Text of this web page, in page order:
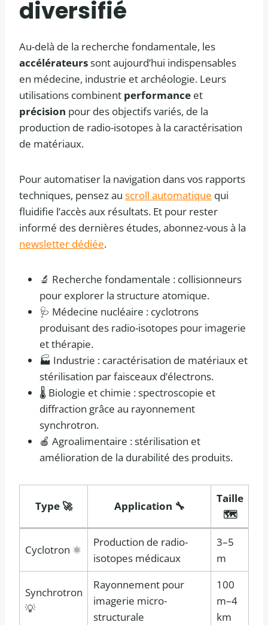
diversifié
Au-delà de la recherche fondamentale, les
accélérateurssont aujourd’hui indispensables
en médecine, industrie et archéologie. Leurs
utilisations combinent performance et
précision pour des objectifs variés, de la
production de radio-isotopes à la caractérisation
de matériaux.
Pour automatiser la navigation dans vos rapports
techniques, pensez au scroll automatique qui
fluidifie l’accès aux résultats. Et pour rester
informé des dernières études, abonnez-vous à la
newsletter dédiée.
🔬 Recherche fondamentale : collisionneurs
pour explorer la structure atomique.
🩺 Médecine nucléaire : cyclotrons
produisant des radio-isotopes pour imagerie
et thérapie.
🏭 Industrie : caractérisation de matériaux et
stérilisation par faisceaux d’électrons.
🌡️ Biologie et chimie : spectroscopie et
diffraction grâce au rayonnement
synchrotron.
🍎 Agroalimentaire : stérilisation et
amélioration de la durabilité des produits.
Type 🚀 Application 🔧
Taille
🗺️
Cyclotron ⚛️
Production de radio-
isotopes médicaux
3–5
m
Synchrotron
💡
Rayonnement pour
imagerie micro-
structurale
100
m–4
km